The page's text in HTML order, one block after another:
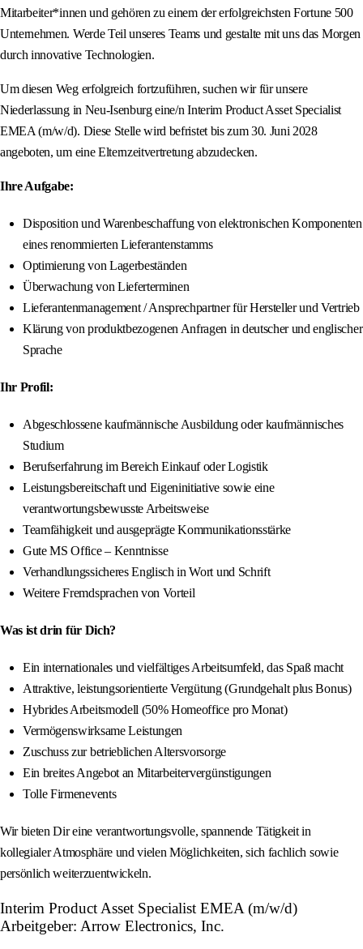
Mitarbeiter*innen und gehören zu einem der erfolgreichsten Fortune 500
Unternehmen. Werde Teil unseres Teams und gestalte mit uns das Morgen
durch innovative Technologien.
Um diesen Weg erfolgreich fortzuführen, suchen wir für unsere
Niederlassung in Neu-Isenburg eine/n Interim Product Asset Specialist
EMEA (m/w/d). Diese Stelle wird befristet bis zum 30. Juni 2028
angeboten, um eine Elternzeitvertretung abzudecken.
Ihre Aufgabe:
Disposition und Warenbeschaffung von elektronischen Komponenten
eines renommierten Lieferantenstamms
Optimierung von Lagerbeständen
Überwachung von Lieferterminen
Lieferantenmanagement / Ansprechpartner für Hersteller und Vertrieb
Klärung von produktbezogenen Anfragen in deutscher und englischer
Sprache
Ihr Profil:
Abgeschlossene kaufmännische Ausbildung oder kaufmännisches
Studium
Berufserfahrung im Bereich Einkauf oder Logistik
Leistungsbereitschaft und Eigeninitiative sowie eine
verantwortungsbewusste Arbeitsweise
Teamfähigkeit und ausgeprägte Kommunikationsstärke
Gute MS Office – Kenntnisse
Verhandlungssicheres Englisch in Wort und Schrift
Weitere Fremdsprachen von Vorteil
Was ist drin für Dich?
Ein internationales und vielfältiges Arbeitsumfeld, das Spaß macht
Attraktive, leistungsorientierte Vergütung (Grundgehalt plus Bonus)
Hybrides Arbeitsmodell (50% Homeoffice pro Monat)
Vermögenswirksame Leistungen
Zuschuss zur betrieblichen Altersvorsorge
Ein breites Angebot an Mitarbeitervergünstigungen
Tolle Firmenevents
Wir bieten Dir eine verantwortungsvolle, spannende Tätigkeit in
kollegialer Atmosphäre und vielen Möglichkeiten, sich fachlich sowie
persönlich weiterzuentwickeln.
Interim Product Asset Specialist EMEA (m/w/d)
Arbeitgeber: Arrow Electronics, Inc.